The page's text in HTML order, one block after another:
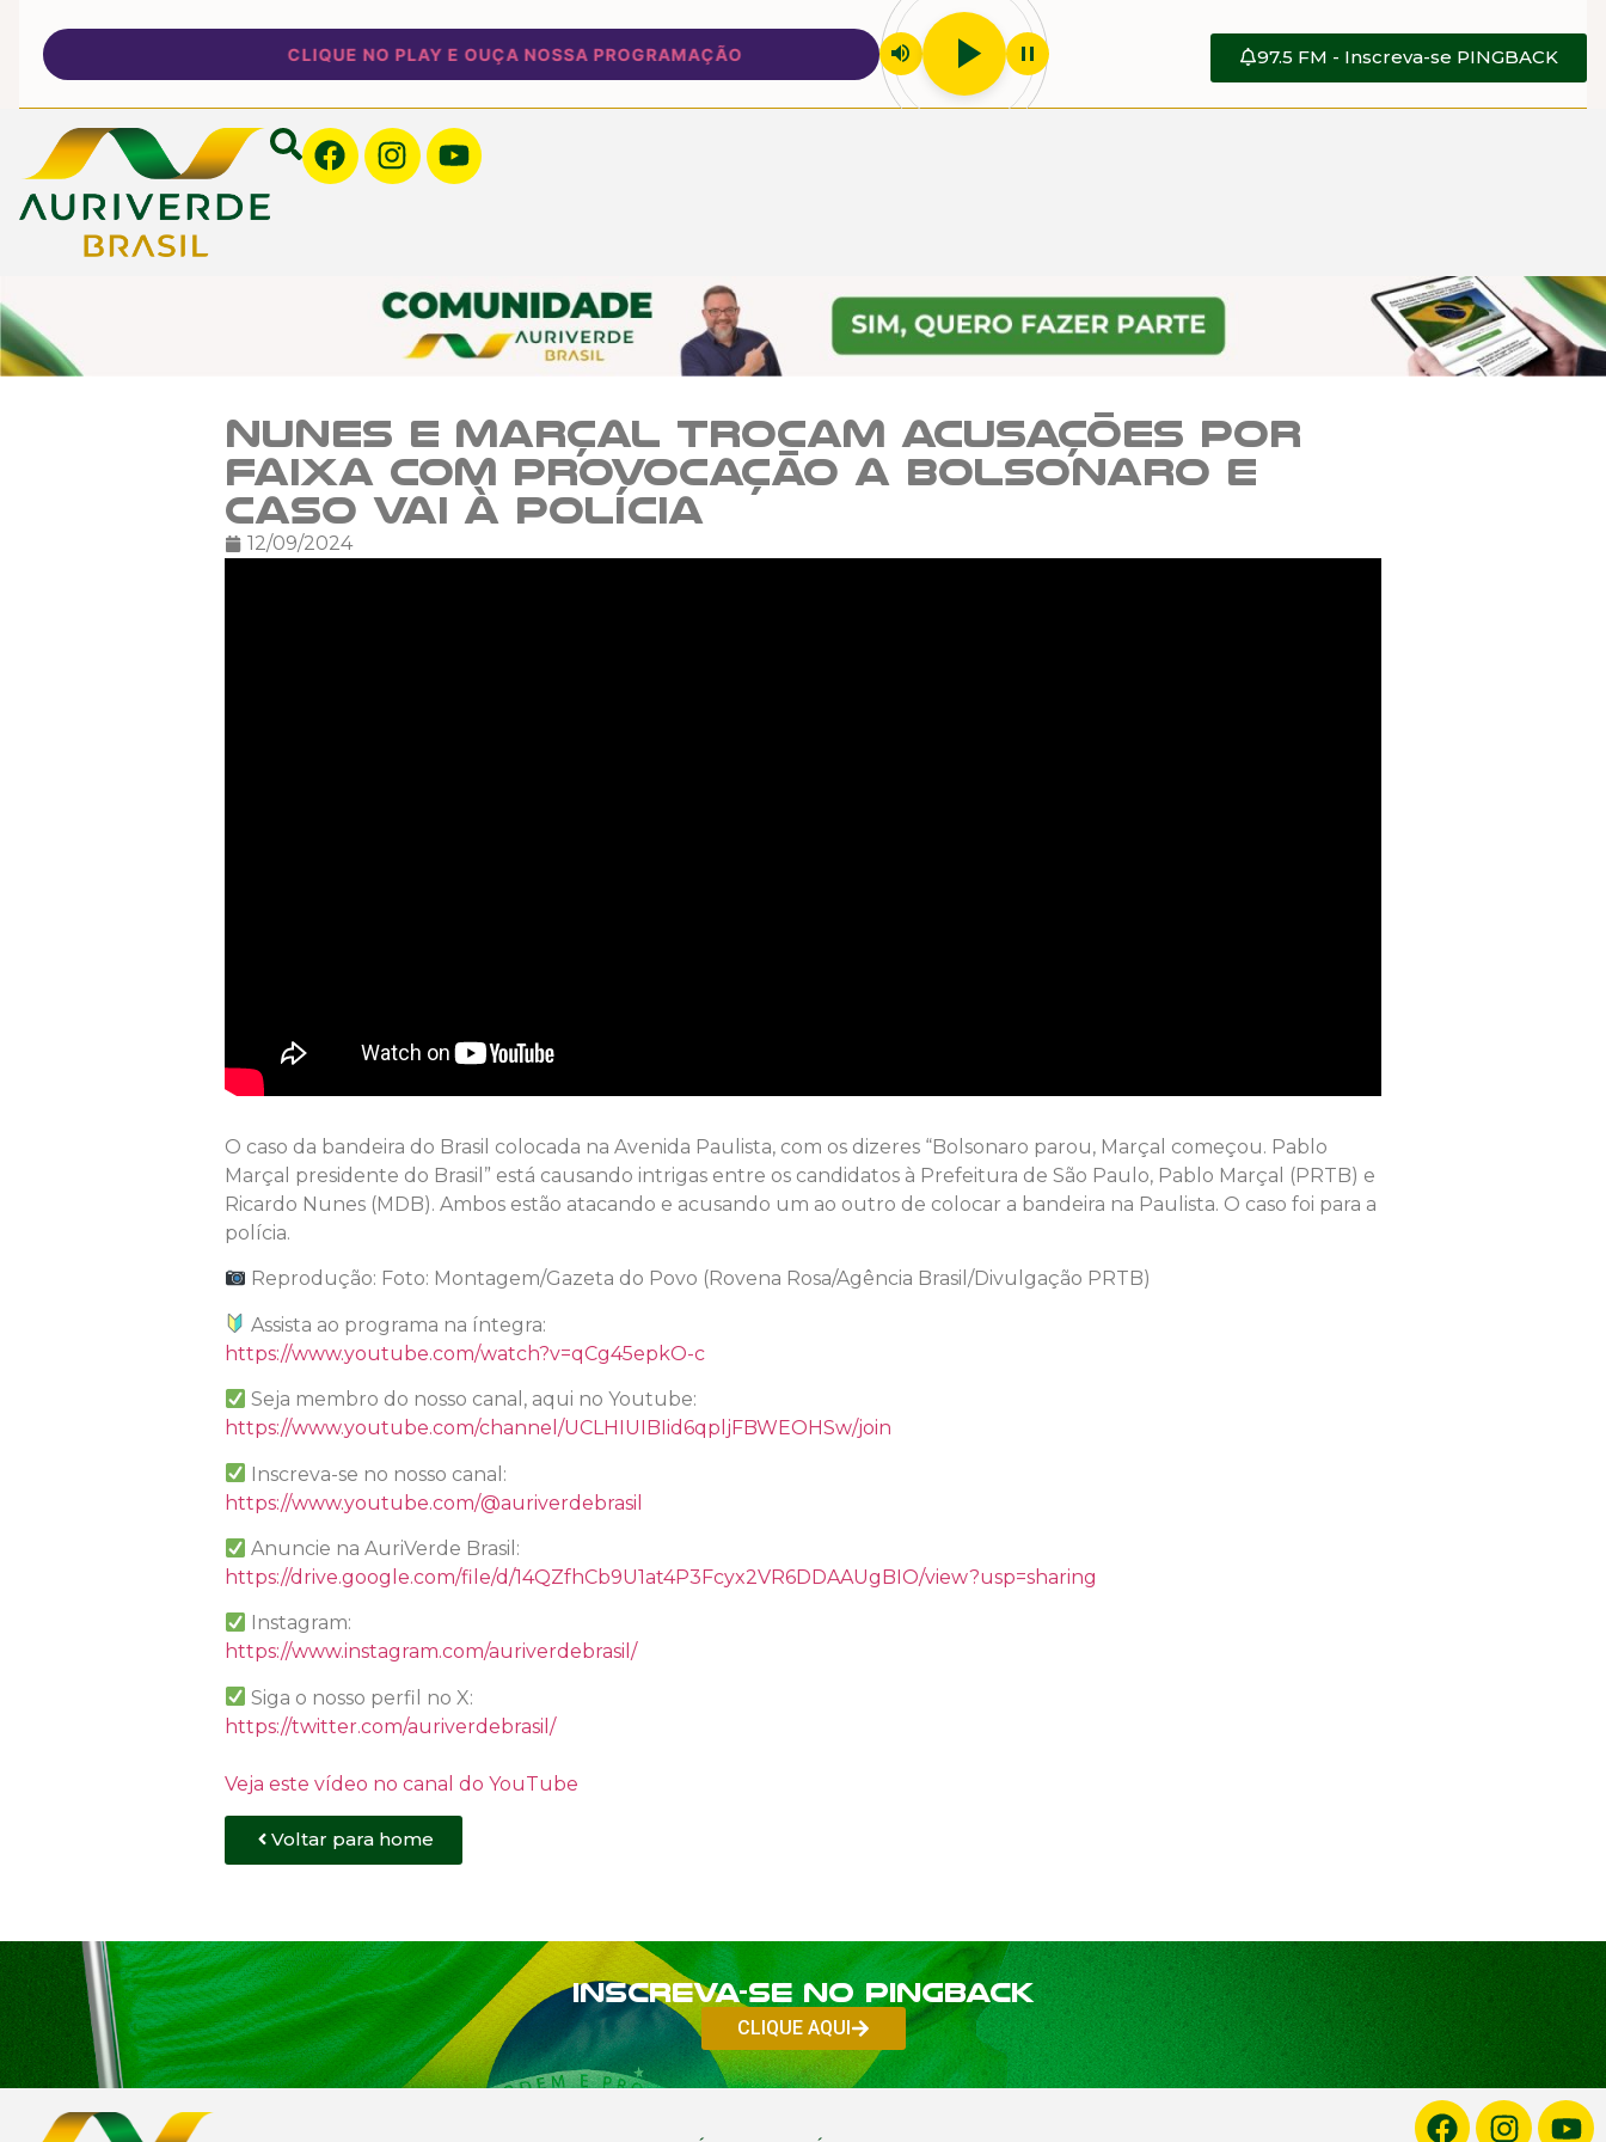
CLIQUE NO PLAY E OUÇA NOSSA PROGRAMAÇÃO volume_up play_arrow pause 97.5 FM - Inscreva-se PINGBACK
Nunes e Marçal trocam acusações por
faixa com provocação a Bolsonaro e
caso vai à polícia
12/09/2024
O caso da bandeira do Brasil colocada na Avenida Paulista, com os dizeres “Bolsonaro parou, Marçal começou. Pablo
Marçal presidente do Brasil” está causando intrigas entre os candidatos à Prefeitura de São Paulo, Pablo Marçal (PRTB) e
Ricardo Nunes (MDB). Ambos estão atacando e acusando um ao outro de colocar a bandeira na Paulista. O caso foi para a
polícia.
Reprodução: Foto: Montagem/Gazeta do Povo (Rovena Rosa/Agência Brasil/Divulgação PRTB)
Assista ao programa na íntegra:
https://www.youtube.com/watch?v=qCg45epkO-c
Seja membro do nosso canal, aqui no Youtube:
https://www.youtube.com/channel/UCLHIUIBIid6qpljFBWEOHSw/join
Inscreva-se no nosso canal:
https://www.youtube.com/@auriverdebrasil
Anuncie na AuriVerde Brasil:
https://drive.google.com/file/d/14QZfhCb9U1at4P3Fcyx2VR6DDAAUgBIO/view?usp=sharing
Instagram:
https://www.instagram.com/auriverdebrasil/
Siga o nosso perfil no X:
https://twitter.com/auriverdebrasil/
Veja este vídeo no canal do YouTube
Voltar para home
Inscreva-se no PINGBACK
CLIQUE AQUI